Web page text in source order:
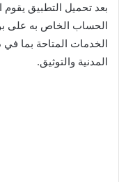
بعد تحميل التطبيق
الحساب الخاص به على
الخدمات المتاحة بما في
المدنية والتوثيق.